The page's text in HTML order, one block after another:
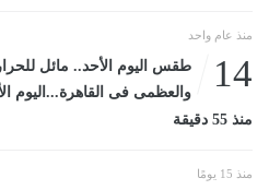
منذ عام واحد
14
طقس اليوم الأحد.. مائل
منذ 55 دقيقة
منذ 15 يومًا